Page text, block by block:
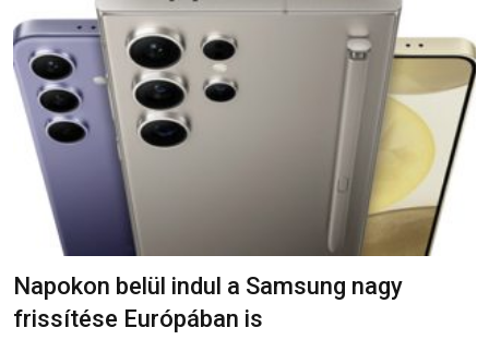
Napokon belül indul a Samsung nagy
frissítése Európában is